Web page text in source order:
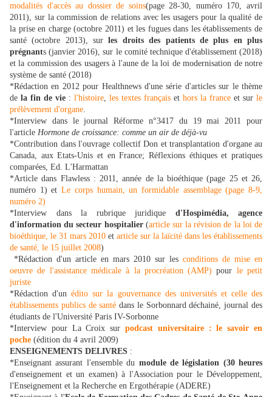
modalités d'accès au dossier de soins(page 28-30, numéro 170, avril
2011), sur la commission de relations avec les usagers pour la qualité de
la prise en charge (octobre 2011) et les fugues dans les établissements de
santé (octobre 2013), surles droits des patients de plus en plus
prégnants (janvier 2016), sur le comité technique d'établissement (2018)
et la commission des usagers à l'aune de la loi de modernisation de notre
système de santé (2018)
*Rédaction en 2012 pour Healthnews d'une série d'articles sur le thème
de la fin de vie : l'histoire, les textes français et hors la france et sur le
prélèvement d'organe.
*Interview dans le journal Réforme n°3417 du 19 mai 2011 pour
l'article Hormone de croissance: comme un air de déjà-vu
*Contribution dans l'ouvrage collectif Don et transplantation d'organe au
Canada, aux Etats-Unis et en France; Réflexions éthiques et pratiques
comparées, Ed. L'Harmattan
*Article dans Flawless : 2011, année de la bioéthique (page 25 et 26,
numéro 1) etLe corps humain, un formidable assemblage (page 8-9,
numéro 2)
*Interview dans la rubrique juridique d'Hospimédia, agence
d'information du secteur hospitalier(article sur la révision de la loi de
bioéthique, le 31 mars 2010 et article sur la laïcité dans les établissements
de santé, le 15 juillet 2008)
*Rédaction d'un article en mars 2010 sur les conditions de mise en
oeuvre de l'assistance médicale à la procréation (AMP) pour le petit
juriste
*Rédaction d'unédito sur la gouvernance des universités et celle des
établissements publics de santé dans le Sorbonnard déchainé, journal des
étudiants de l'Université Paris IV-Sorbonne
*Interview pour La Croix sur podcast universitaire : le savoir en
poche (édition du 4 avril 2009)
ENSEIGNEMENTS DELIVRES :
*Enseignant assurant l'ensemble du module de législation (30 heures
d'enseignement et un examen) à l'Association pour le Développement,
l'Enseignement et la Recherche en Ergothérapie (ADERE)